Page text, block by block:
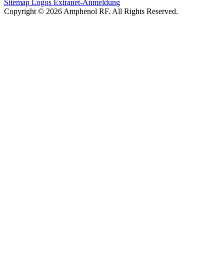
Sitemap Logos Extranet-Anmeldung
Copyright © 2026 Amphenol RF. All Rights Reserved.